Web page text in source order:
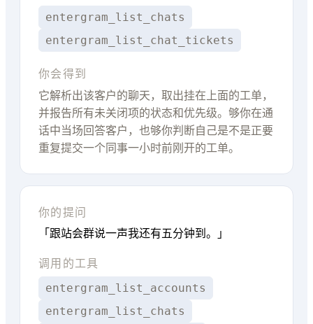
entergram_list_chats
entergram_list_chat_tickets
你会得到
它解析出该客户的聊天，取出挂在上面的工单，
并报告所有未关闭项的状态和优先级。够你在通
话中当场回答客户，也够你判断自己是不是正要
重复提交一个同事一小时前刚开的工单。
你的提问
「跟站会群说一声我还有五分钟到。」
调用的工具
entergram_list_accounts
entergram_list_chats